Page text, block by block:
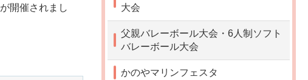
開催されまし
大会
父親バレーボール大会・6人制ソフト
バレーボール大会
かのやマリンフェスタ